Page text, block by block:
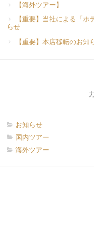
【海外ツアー】
【重要】当社による「
らせ
【重要】本店移転のお知
お知らせ
国内ツアー
海外ツアー